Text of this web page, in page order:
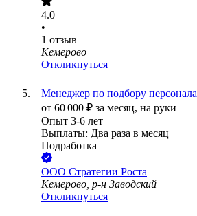
4.0
•
1 отзыв
Кемерово
Откликнуться
Менеджер по подбору персонала
от 60 000 ₽ за месяц, на руки
Опыт 3-6 лет
Выплаты: Два раза в месяц
Подработка
ООО Стратегии Роста
Кемерово, р-н Заводский
Откликнуться